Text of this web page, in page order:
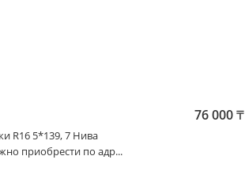
76 000₸
R16 5*139, 7 Нива
приобрести по адр...